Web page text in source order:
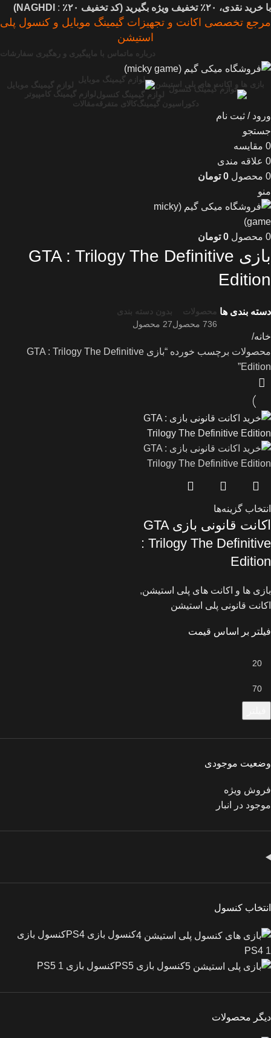
با خرید نقدی، ۲۰٪ تخفیف ویژه بگیرید ( کد تخفیف ۲۰٪ :
NAGHDI)
مرجع تخصصی اکانت و تجهیزات گیمینگ موبایل و کنسول پلی
استیشن
درباره ما تماس با ما پیگیری و رهگیری سفارشات
بازی ها و اکانت های پلی استیشن
لوازم گیمینگ موبایل
لوازم گیمینگ کنسول
لوازم گیمینگ کامپیوتر
دکوراسیون گیمینگکالای متفرقه مقالات
ورود / ثبت نام
جستجو
0 مقایسه
0 علاقه مندی
0 محصول 0 تومان
منو
0 محصول 0 تومان
بازی GTA : Trilogy The Definitive
Edition
دسته بندی ها محصولات
736 محصول
بدون دسته بندی
27 محصول
فیلتر بر اساس قیمت
وضعیت موجودی
فروش ویژه
موجود در انبار
انتخاب کنسول
کنسول بازی PS4
کنسول بازی
PS4 1
کنسول بازی PS5
کنسول بازی PS5 1
دیگر محصولات
خانه
محصولات برچسب خورده “بازی GTA : Trilogy The Definitive
Edition”
انتخاب گزینه‌ها
اکانت قانونی بازی GTA
: Trilogy The Definitive
Edition
بازی ها و اکانت های پلی استیشن,
اکانت قانونی پلی استیشن